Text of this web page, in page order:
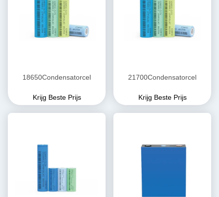
18650Condensatorcel
Krijg Beste Prijs
21700Condensatorcel
Krijg Beste Prijs